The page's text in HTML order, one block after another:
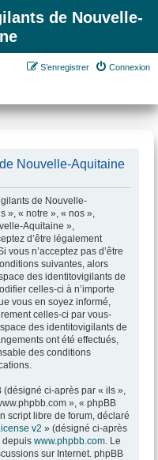
de Nouvelle-
Connexion
S’enregistrer
Nouvelle-Aquitaine
de Nouvelle-
», « notre », « nos »,
Aquitaine »,
d’être légalement
n’acceptez pas d’être
suivantes, alors
des identitovigilants de
celles-ci à n’importe
vous en soyez informé,
celles-ci par vous-
des identitovigilants de
ont été effectués,
des conditions
(désigné ci-après par « ils »,
», « phpBB
script libre de forum, déclaré
v2 » (désigné ci-après
depuis www.phpbb.com. Le
sur Internet. phpBB